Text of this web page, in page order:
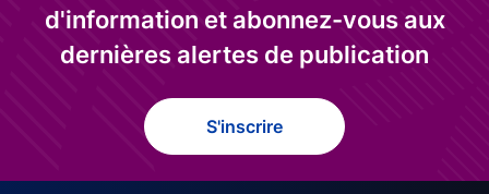
d'information et abonnez-vous aux
dernières alertes de publication
S'inscrire